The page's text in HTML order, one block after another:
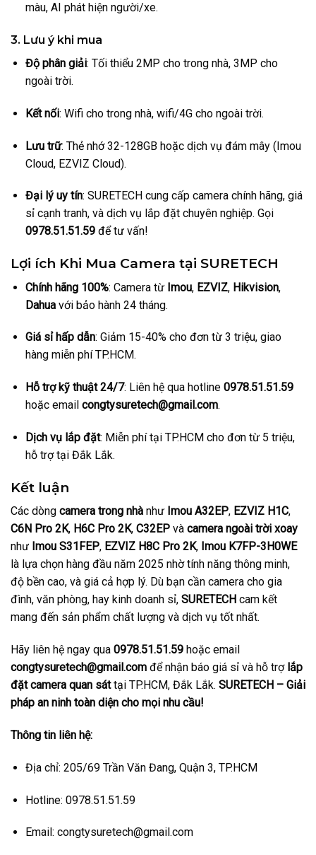
màu, AI phát hiện người/xe.
3. Lưu ý khi mua
Độ phân giải: Tối thiểu 2MP cho trong nhà, 3MP cho
ngoài trời.
Kết nối: Wifi cho trong nhà, wifi/4G cho ngoài trời.
Lưu trữ: Thẻ nhớ 32-128GB hoặc dịch vụ đám mây (Imou
Cloud, EZVIZ Cloud).
Đại lý uy tín: SURETECH cung cấp camera chính hãng, giá
sỉ cạnh tranh, và dịch vụ lắp đặt chuyên nghiệp. Gọi
0978.51.51.59để tư vấn!
Lợi ích Khi Mua Camera tại SURETECH
Chính hãng 100%: Camera từ Imou, EZVIZ, Hikvision,
Dahuavới bảo hành 24 tháng.
Giá sỉ hấp dẫn: Giảm 15-40% cho đơn từ 3 triệu, giao
hàng miễn phí TP.HCM.
Hỗ trợ kỹ thuật 24/7: Liên hệ qua hotline 0978.51.51.59
hoặc email congtysuretech@gmail.com.
Dịch vụ lắp đặt: Miễn phí tại TP.HCM cho đơn từ 5 triệu,
hỗ trợ tại Đắk Lắk.
Kết luận
Các dòng camera trong nhà như Imou A32EP, EZVIZ H1C,
C6N Pro 2K, H6C Pro 2K, C32EP và camera ngoài trời xoay
như Imou S31FEP, EZVIZ H8C Pro 2K, Imou K7FP-3H0WE
là lựa chọn hàng đầu năm 2025 nhờ tính năng thông minh,
độ bền cao, và giá cả hợp lý. Dù bạn cần camera cho gia
đình, văn phòng, hay kinh doanh sỉ, SURETECH cam kết
mang đến sản phẩm chất lượng và dịch vụ tốt nhất.
Hãy liên hệ ngay qua 0978.51.51.59 hoặc email
congtysuretech@gmail.com để nhận báo giá sỉ và hỗ trợ lắp
đặt camera quan sáttại TP.HCM, Đắk Lắk. SURETECH – Giải
pháp an ninh toàn diện cho mọi nhu cầu!
Thông tin liên hệ:
Địa chỉ: 205/69 Trần Văn Đang, Quận 3, TP.HCM
Hotline: 0978.51.51.59
Email: congtysuretech@gmail.com